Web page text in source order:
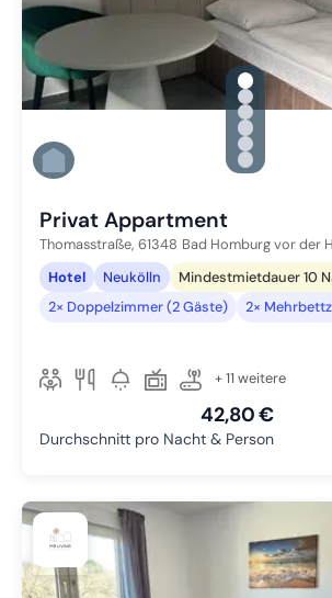
Zu Slide 1
Zu Slide 2
Zu Slide 3
Zu Slide 4
Zu Slide 5
Zu Slide 6
Privat Appartment
Thomasstraße, 61348 Bad Homburg vor der
Hotel
Neukölln
Mindestmietdauer 10
2× Doppelzimmer (2 Gäste)
2×
+ 11 weitere
42,80 €
Durchschnitt pro Nacht & Person